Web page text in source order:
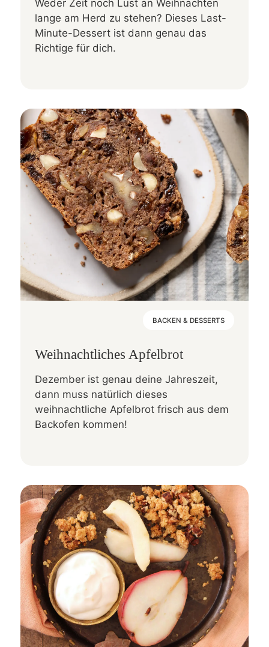
Weder Zeit noch Lust an Weihnachten
lange am Herd zu stehen? Dieses Last-
Minute-Dessert ist dann genau das
Richtige für dich.
BACKEN & DESSERTS
Weihnachtliches Apfelbrot
Dezember ist genau deine Jahreszeit,
dann muss natürlich dieses
weihnachtliche Apfelbrot frisch aus dem
Backofen kommen!